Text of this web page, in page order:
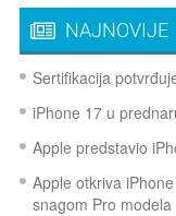
NAJNOVIJE
Sertifikacija
iPhone 17 u
Apple predstavio
Apple otkriva
snagom Pro modela